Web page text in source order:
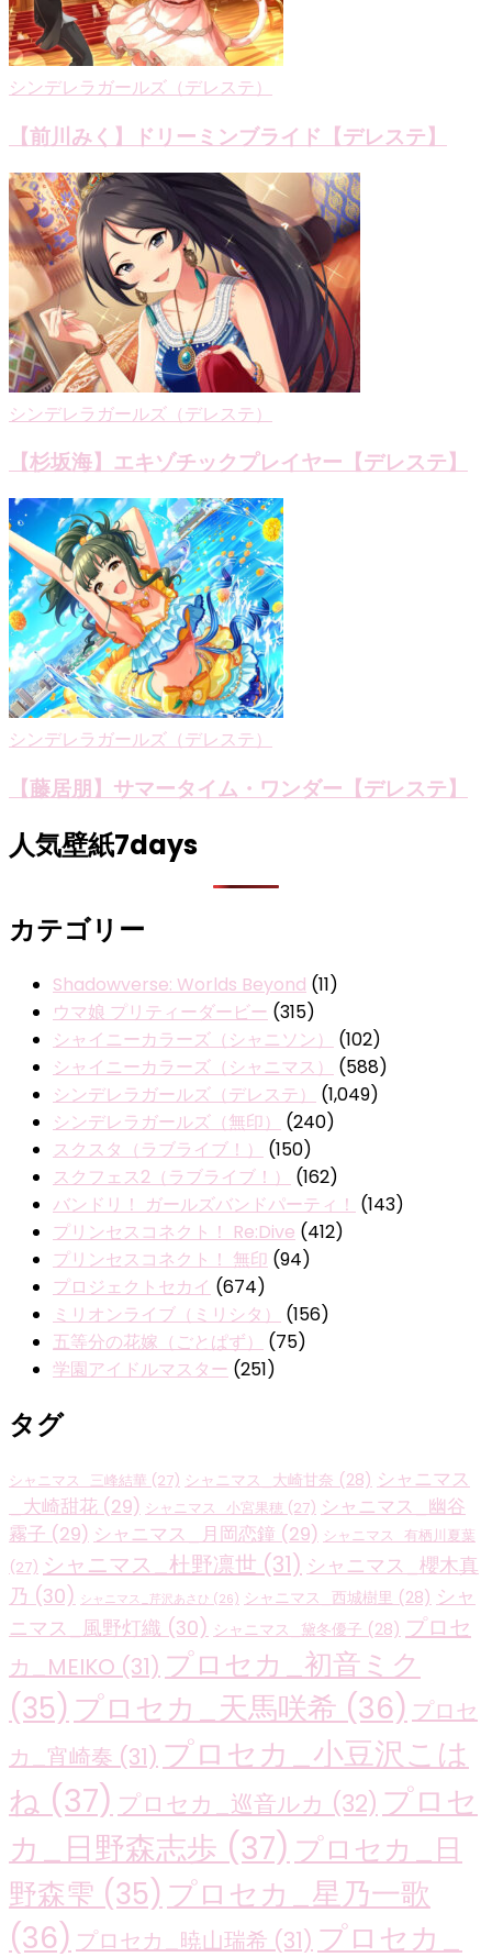
シンデレラガールズ（デレステ）
【前川みく】ドリーミンブライド【デレステ】
シンデレラガールズ（デレステ）
【杉坂海】エキゾチックプレイヤー【デレステ】
シンデレラガールズ（デレステ）
【藤居朋】サマータイム・ワンダー【デレステ】
人気壁紙7days
カテゴリー
Shadowverse: Worlds Beyond (11)
ウマ娘 プリティーダービー (315)
シャイニーカラーズ（シャニソン）
(102)
シャイニーカラーズ（シャニマス）
(588)
シンデレラガールズ（デレステ）
(1,049)
シンデレラガールズ（無印）
(240)
スクスタ（ラブライブ！）
(150)
スクフェス2（ラブライブ！）
(162)
バンドリ！ ガールズバンドパーティ！ (143)
プリンセスコネクト！ Re:Dive (412)
プリンセスコネクト！ 無印 (94)
プロジェクトセカイ (674)
ミリオンライブ（ミリシタ）
(156)
五等分の花嫁（ごとぱず）
(75)
学園アイドルマスター (251)
タグ
シャニマス_三峰結華 (27) シャニマス_大崎甘奈 (28) シャニマス
_大崎甜花 (29) シャニマス_小宮果穂 (27) シャニマス_幽谷
霧子 (29) シャニマス_月岡恋鐘 (29) シャニマス_有栖川夏葉
(27) シャニマス_杜野凛世 (31) シャニマス_櫻木真
乃 (30) シャニマス_芹沢あさひ (26) シャニマス_西城樹里 (28) シャ
ニマス_風野灯織 (30) シャニマス_黛冬優子 (28) プロセ
カ_MEIKO (31) プロセカ_初音ミク
(35) プロセカ_天馬咲希 (36) プロセ
カ_宵崎奏 (31) プロセカ_小豆沢こは
ね (37) プロセカ_巡音ルカ (32) プロセ
カ_日野森志歩 (37) プロセカ_日
野森雫 (35) プロセカ_星乃一歌
(36) プロセカ_暁山瑞希 (31) プロセカ_